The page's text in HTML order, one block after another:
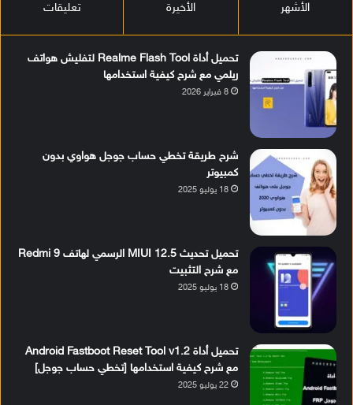
الأشهر الأخيرة تعليقات
تحميل أداة Realme Flash Tool لتفليش هواتف
ريلمي مع شرح كيفية استخدامها
8 فبراير 2026
شرح طريقة تخطي حساب جوجل هواوي بدون
كمبيوتر
18 يوليو 2025
تحميل تحديث MIUI 12.5 الرسمي لهاتف Redmi 9
مع شرح التثبيت
18 يوليو 2025
تحميل أداة Android Fastboot Reset Tool v1.2
مع شرح كيفية استخدامها [تخطي حساب جوجل]
22 يوليو 2025